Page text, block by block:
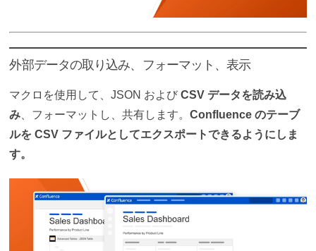
外部データの取り込み、フォーマット、表示
マクロを使用して、JSON および CSV データを読み込
み 、フォーマットし、共有します。Confluence のテーブ
ルを CSV ファイルとしてエクスポートできるようにしま
す。